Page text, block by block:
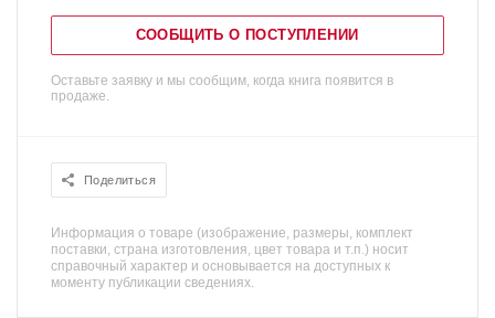
СООБЩИТЬ О ПОСТУПЛЕНИИ
Оставьте заявку и мы сообщим, когда книга появится в
продаже.
Поделиться
Информация о товаре (изображение, размеры, комплект
поставки, страна изготовления, цвет товара и т.п.) носит
справочный характер и основывается на доступных к
моменту публикации сведениях.